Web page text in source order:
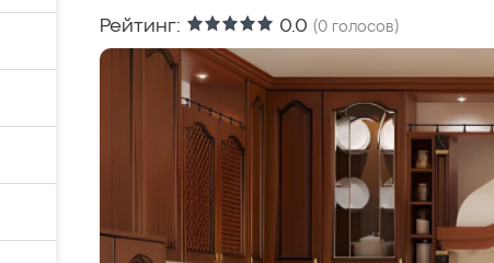
Рейтинг: 0.0 (0 голосов)